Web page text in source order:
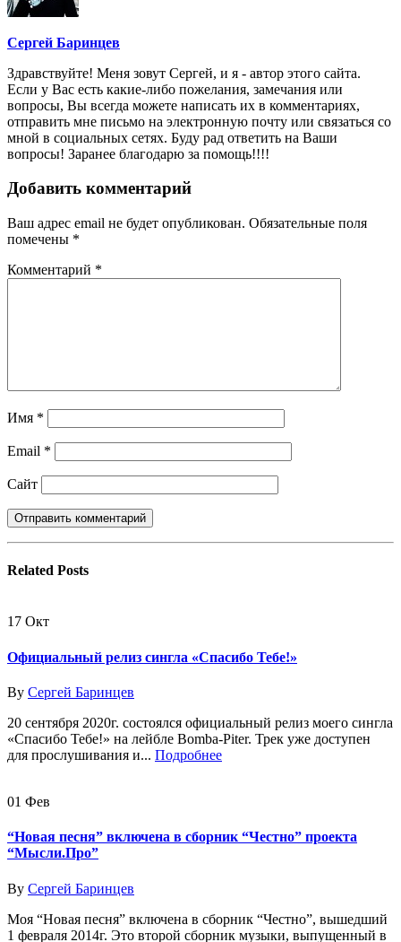
Сергей Баринцев
Здравствуйте! Меня зовут Сергей, и я - автор этого сайта.
Если у Вас есть какие-либо пожелания, замечания или
вопросы, Вы всегда можете написать их в комментариях,
отправить мне письмо на электронную почту или связаться со
мной в социальных сетях. Буду рад ответить на Ваши
вопросы! Заранее благодарю за помощь!!!!
Добавить комментарий
Ваш адрес email не будет опубликован. Обязательные поля
помечены *
Комментарий *
Имя *
Email *
Сайт
Related Posts
17 Окт
Официальный релиз сингла «Спасибо Тебе!»
By Сергей Баринцев
20 сентября 2020г. состоялся официальный релиз моего сингла
«Спасибо Тебе!» на лейбле Bomba-Piter. Трек уже доступен
для прослушивания и... Подробнее
01 Фев
“Новая песня” включена в сборник “Честно” проекта
“Мысли.Про”
By Сергей Баринцев
Моя “Новая песня” включена в сборник “Честно”, вышедший
1 февраля 2014г. Это второй сборник музыки, выпущенный в